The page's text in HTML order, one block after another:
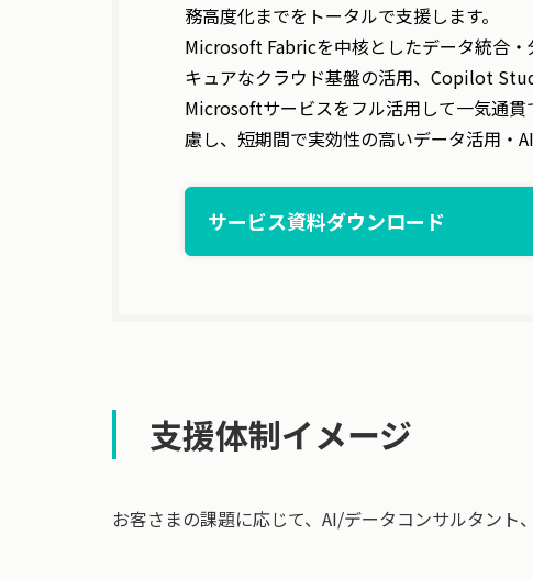
務高度化までをトータルで支援します。
Microsoft Fabricを中核としたデータ統合
キュアなクラウド基盤の活用、Copilot
Microsoftサービスをフル活用して一気通
慮し、短期間で実効性の高いデータ活用・
サービス資料ダウンロード
支援体制イメージ
お客さまの課題に応じて、AI/データコンサルタント